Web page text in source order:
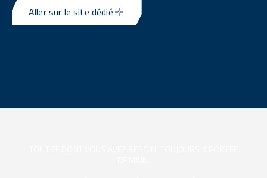
Aller sur le site dédié